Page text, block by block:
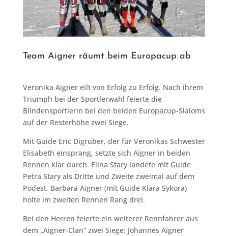
Team Aigner räumt beim Europacup ab
Veronika Aigner eilt von Erfolg zu Erfolg. Nach ihrem
Triumph bei der Sportlerwahl feierte die
Blindensportlerin bei den beiden Europacup-Slaloms
auf der Resterhöhe zwei Siege.
Mit Guide Eric Digruber, der für Veronikas Schwester
Elisabeth einsprang, setzte sich Aigner in beiden
Rennen klar durch. Elina Stary landete mit Guide
Petra Stary als Dritte und Zweite zweimal auf dem
Podest, Barbara Aigner (mit Guide Klara Sykora)
holte im zweiten Rennen Rang drei.
Bei den Herren feierte ein weiterer Rennfahrer aus
dem „Aigner-Clan“ zwei Siege: Johannes Aigner